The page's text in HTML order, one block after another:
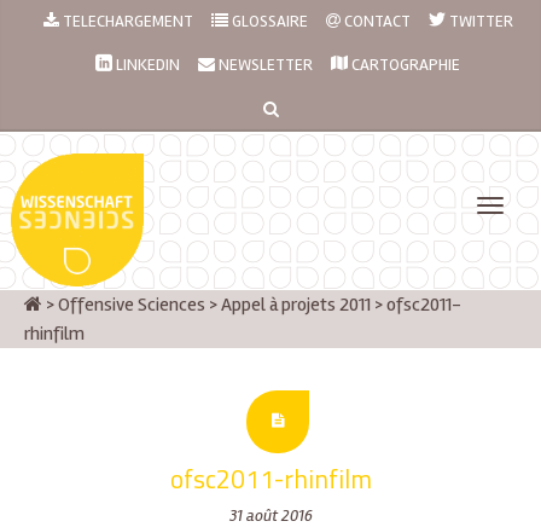
TELECHARGEMENT GLOSSAIRE CONTACT TWITTER
LINKEDIN NEWSLETTER CARTOGRAPHIE
>Offensive Sciences >Appel à projets 2011 >ofsc2011-
rhinfilm
ofsc2011-rhinfilm
31 août 2016